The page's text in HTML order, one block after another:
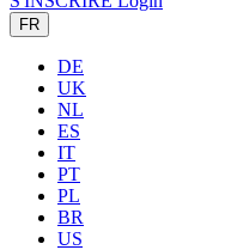
FR
DE
UK
NL
ES
IT
PT
PL
BR
US